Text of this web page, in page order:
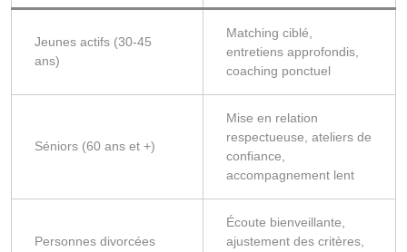
Jeunes actifs (30-45
ans)
Matching ciblé,
entretiens approfondis,
coaching ponctuel
Séniors (60 ans et +)
Mise en relation
respectueuse, ateliers de
confiance,
accompagnement lent
Personnes divorcées
Écoute bienveillante,
ajustement des critères,